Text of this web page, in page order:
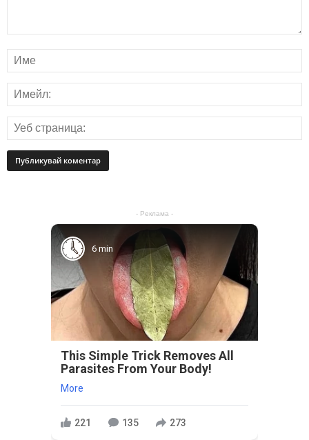
- Реклама -
6 min
This Simple Trick Removes All
Parasites From Your Body!
More
221 135 273